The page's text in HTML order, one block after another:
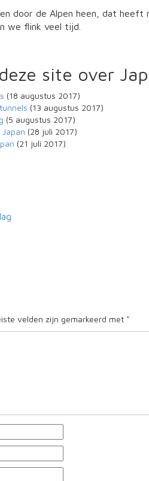
door de Alpen heen, dat heeft
we flink veel tijd.
site over
(18 augustus 2017)
(13 augustus 2017)
(5 augustus 2017)
(28 juli 2017)
(21 juli 2017)
velden zijn gemarkeerd met *